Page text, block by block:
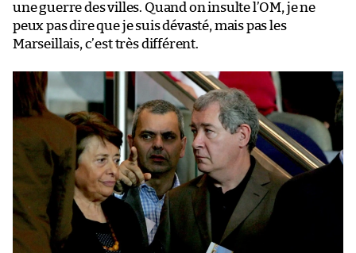
une guerre des villes. Quand on insulte l’OM, je ne
peux pas dire que je suis dévasté, mais pas les
Marseillais, c’est très différent.